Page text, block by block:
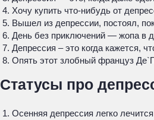
Хочу купить что-нибудь от
Вышел из депрессии, постоял,
День без приключений — жопа в
Депрессия – это когда кажется,
Опять этот злобный француз
Статусы про
Осенняя депрессия легко